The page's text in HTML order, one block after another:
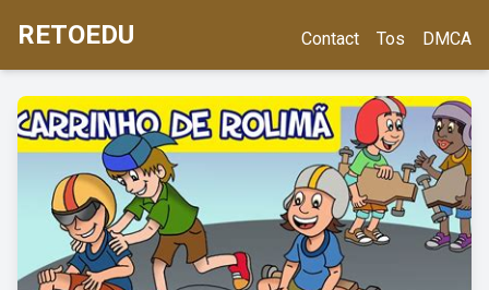
RETOEDU Contact Tos DMCA